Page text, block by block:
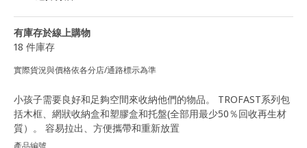
有庫存於線上購物
18 件庫存
實際貨況與價格依各分店/通路標示為準
小孩子需要良好和足夠空間來收納他們的物品。 TROFAST系列包
括木框、網狀收納盒和塑膠盒和托盤(全部用最少50％回收再生材
質）。 容易拉出、方便攜帶和重新放置
產品編號